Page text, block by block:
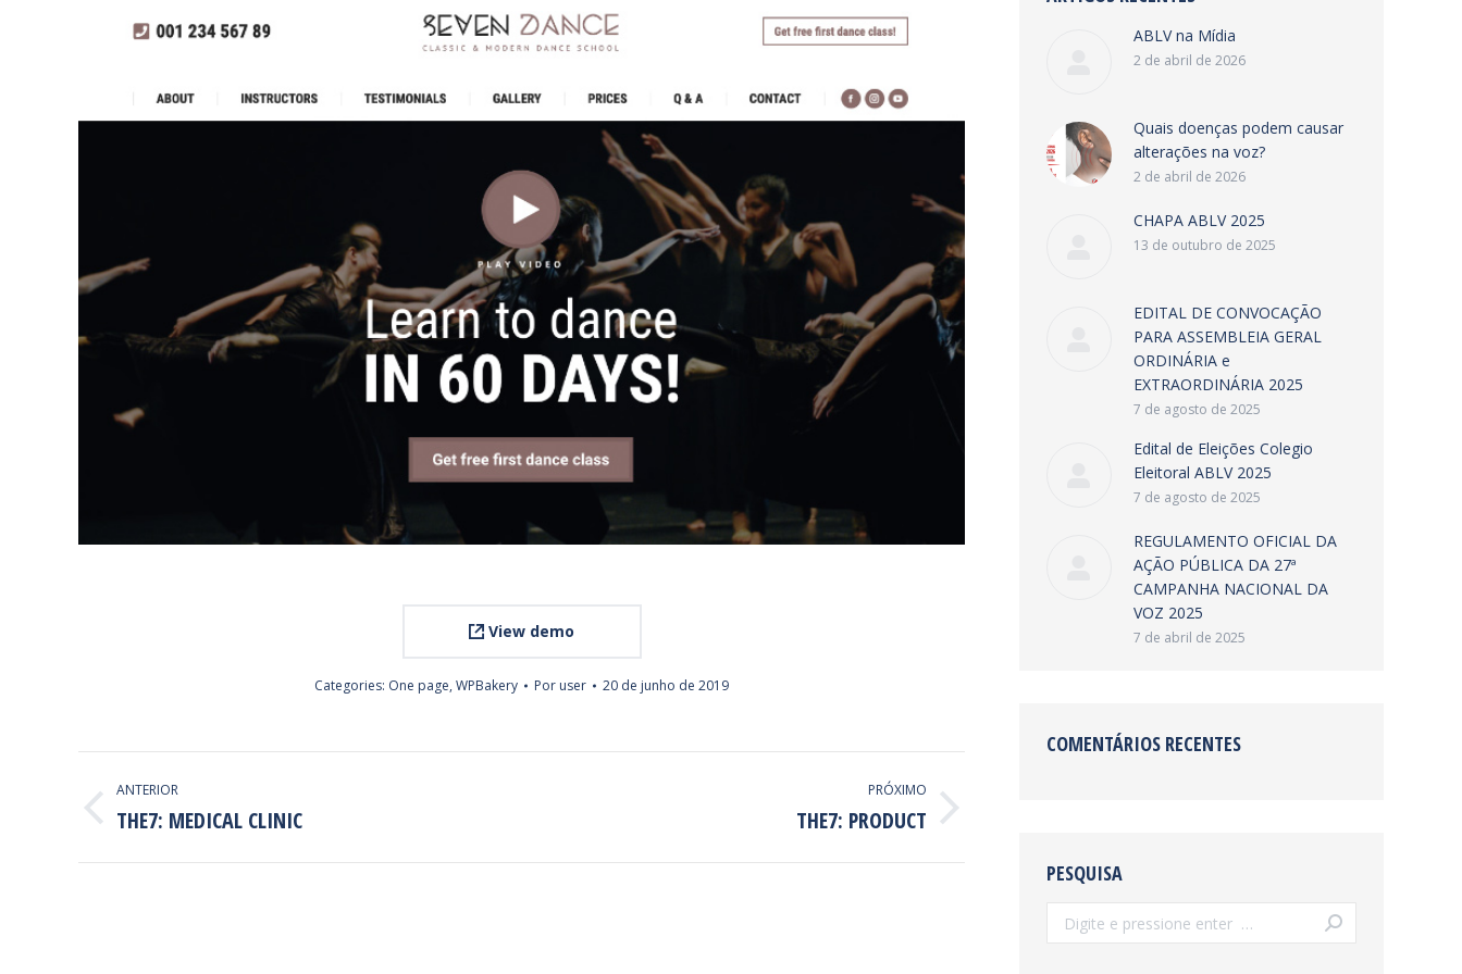
View demo
Categories: One page, WPBakery Por user 20 de junho de 2019
PROJECT
NAVIGATION
ANTERIOR
Previous
THE7: MEDICAL CLINIC
PRÓXIMO
THE7: PRODUCT
ABLV na Mídia
2 de abril de 2026
Quais doenças podem causar
alterações na voz?
2 de abril de 2026
CHAPA ABLV 2025
13 de outubro de 2025
EDITAL DE CONVOCAÇÃO
PARA ASSEMBLEIA GERAL
ORDINÁRIA e
EXTRAORDINÁRIA 2025
7 de agosto de 2025
Edital de Eleições Colegio
Eleitoral ABLV 2025
7 de agosto de 2025
REGULAMENTO OFICIAL DA
AÇÃO PÚBLICA DA 27ª
CAMPANHA NACIONAL DA
VOZ 2025
7 de abril de 2025
COMENTÁRIOS RECENTES
PESQUISA
Search: